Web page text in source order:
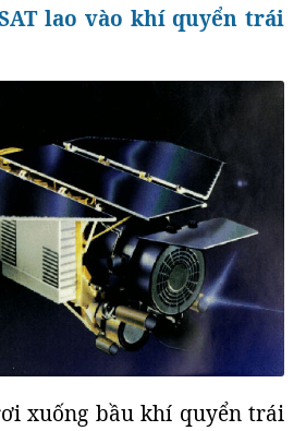
lao vào khí quyển trái
xuống bầu khí quyển trái